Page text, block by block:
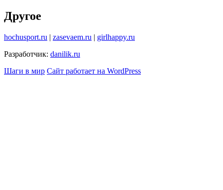
Другое
hochusport.ru | zasevaem.ru | girlhappy.ru
Разработчик: danilik.ru
Шаги в мир Сайт работает на WordPress